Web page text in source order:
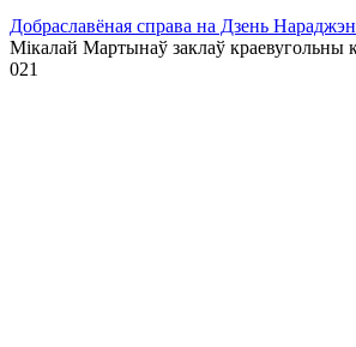
Добраславёная справа на Дзень
Мікалай Мартынаў заклаў краевугольны
021